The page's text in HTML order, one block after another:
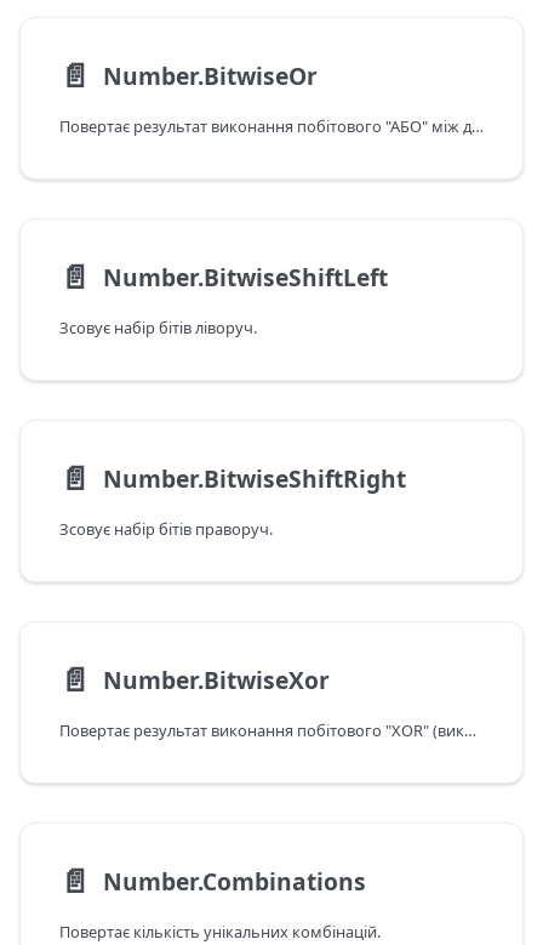
📄️ Number.BitwiseOr
Повертає результат виконання побітового "АБО" між двома вхідними даними.
📄️ Number.BitwiseShiftLeft
Зсовує набір бітів ліворуч.
📄️ Number.BitwiseShiftRight
Зсовує набір бітів праворуч.
📄️ Number.BitwiseXor
Повертає результат виконання побітового "XOR" (виключне АБО) між двома вхідними даними.
📄️ Number.Combinations
Повертає кількість унікальних комбінацій.